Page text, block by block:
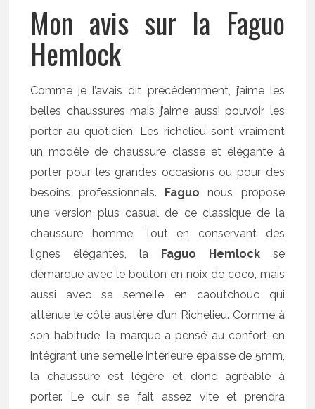
Mon avis sur la Faguo
Hemlock
Comme je l’avais dit précédemment, j’aime les
belles chaussures mais j’aime aussi pouvoir les
porter au quotidien. Les richelieu sont vraiment
un modèle de chaussure classe et élégante à
porter pour les grandes occasions ou pour des
besoins professionnels. Faguo nous propose
une version plus casual de ce classique de la
chaussure homme. Tout en conservant des
lignes élégantes, la Faguo Hemlockse
démarque avec le bouton en noix de coco, mais
aussi avec sa semelle en caoutchouc qui
atténue le côté austère d’un Richelieu. Comme à
son habitude, la marque a pensé au confort en
intégrant une semelle intérieure épaisse de 5mm,
la chaussure est légère et donc agréable à
porter. Le cuir se fait assez vite et prendra